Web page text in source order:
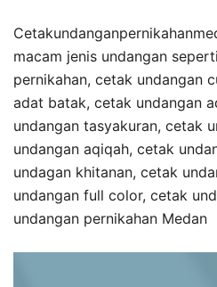
macam jenis undangan
pernikahan, cetak undangan
adat batak, cetak undangan
undangan tasyakuran, cetak
undangan aqiqah, cetak
undagan khitanan, cetak
undangan full color, cetak
undangan pernikahan Medan